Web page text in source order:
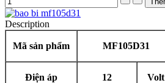
Description
Mã sản phẩm MF105D31
Điện áp 12 Volt